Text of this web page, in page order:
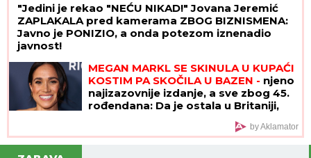
"Jedini je rekao "NEĆU NIKAD!" Jovana Jeremić
ZAPLAKALA pred kamerama ZBOG BIZNISMENA:
Javno je PONIZIO, a onda potezom iznenadio
javnost!
MEGAN MARKL SE SKINULA U KUPAĆI
KOSTIM PA SKOČILA U BAZEN - njeno
najizazovnije izdanje, a sve zbog 45.
rođendana: Da je ostala u Britaniji,
by Aklamator